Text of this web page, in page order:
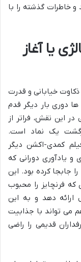
خاطرات گذشته را با
یا آغاز
خیابانی و قدرت
دوری بار دیگر قدم
این نقش، فراتر از
یک نماد است.
کمدی-اکشن دیگر
یادآوری دورانی که
جابجا کرده بود. این
که فرنچایز را محبوب
ارائه دهد و به این
می تواند با جذابیت
قدیمی را راضی